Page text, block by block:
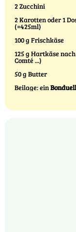
2 Zucchini
2 Karotten oder 1
(=425ml)
100 g Frischkäse
125 g Hartkäse
Comté ...)
50 g Butter
Beilage: ein